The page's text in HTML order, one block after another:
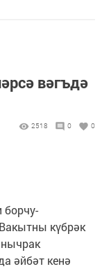
вәгъдә
2518 0 0
борчу-
күбрәк
әйбәт кенә